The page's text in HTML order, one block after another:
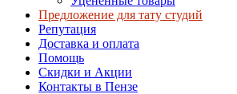
Предложение для тату студий
Репутация
Доставка и оплата
Помощь
Скидки и Акции
Контакты в Пензе